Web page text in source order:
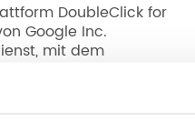
DoubleClick for
Google Inc.
mit dem
in Verbindung